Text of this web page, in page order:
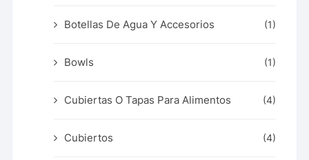
Botellas De Agua Y Accesorios (1)
Bowls (1)
Cubiertas O Tapas Para Alimentos (4)
Cubiertos (4)